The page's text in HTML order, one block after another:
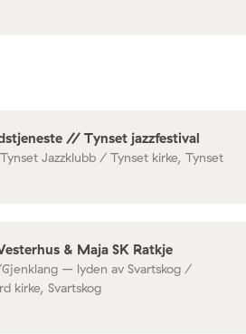
// Tynset jazzfestival
Tynset Jazzklubb / Tynset kirke, Tynset
& Maja SK Ratkje
Gjenklang – lyden av Svartskog /
kirke, Svartskog